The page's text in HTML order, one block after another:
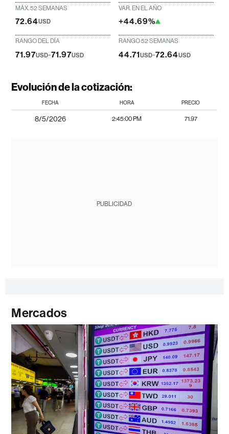
MÁX. 52 SEMANAS
72.64USD
VAR. EN EL AÑO
+44.69%
RANGO DEL DÍA
71.97USD-71.97USD
RANGO 52 SEMANAS
44.71USD-72.64USD
Evolución de la cotización:
FECHA HORA PRECIO
8/5/2026 2:45:00 PM 71.97
PUBLICIDAD
Mercados